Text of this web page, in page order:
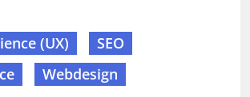
(UX)
SEO
Webdesign